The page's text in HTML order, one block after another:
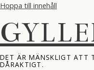
Hoppa till innehåll
DET ÄR MÄNSKLIGT ATT
DÅRAKTIGT.